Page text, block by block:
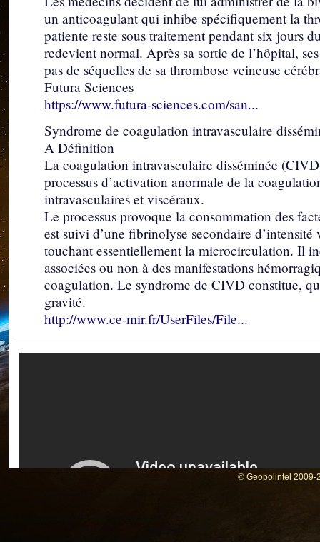
un anticoagulant qui inhibe spécifiquement la
patiente reste sous traitement pendant six jours
redevient normal. Après sa sortie de l’hôpital,
pas de séquelles de sa thrombose veineuse
Futura Sciences
https://www.futura-sciences.com/san...
Syndrome de coagulation intravasculaire
A Définition
La coagulation intravasculaire disséminée
processus d’activation anormale de la
intravasculaires et viscéraux.
Le processus provoque la consommation des
est suivi d’une fibrinolyse secondaire
touchant essentiellement la microcirculation. Il
associées ou non à des manifestations
coagulation. Le syndrome de CIVD constitue,
gravité.
http://www.ce-mir.fr/UserFiles/File...
© Geopolintel 2009-